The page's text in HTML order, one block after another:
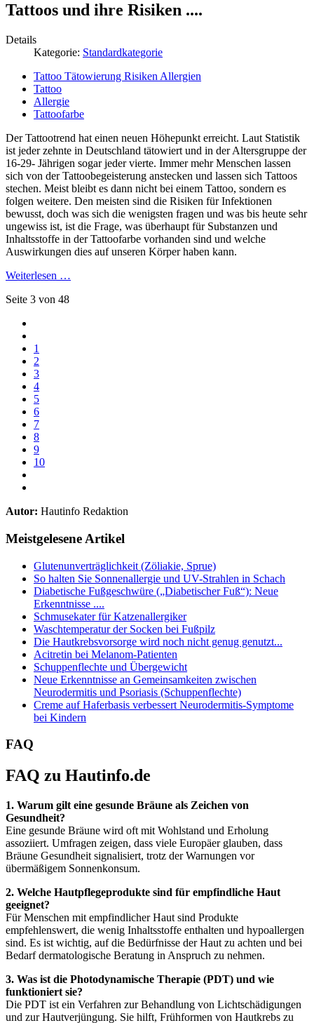
Tattoos und ihre Risiken ....
Details
Kategorie: Standardkategorie
Tattoo Tätowierung Risiken Allergien
Tattoo
Allergie
Tattoofarbe
Der Tattootrend hat einen neuen Höhepunkt erreicht. Laut Statistik
ist jeder zehnte in Deutschland tätowiert und in der Altersgruppe der
16-29- Jährigen sogar jeder vierte. Immer mehr Menschen lassen
sich von der Tattoobegeisterung anstecken und lassen sich Tattoos
stechen. Meist bleibt es dann nicht bei einem Tattoo, sondern es
folgen weitere. Den meisten sind die Risiken für Infektionen
bewusst, doch was sich die wenigsten fragen und was bis heute sehr
ungewiss ist, ist die Frage, was überhaupt für Substanzen und
Inhaltsstoffe in der Tattoofarbe vorhanden sind und welche
Auswirkungen dies auf unseren Körper haben kann.
Weiterlesen …
Seite 3 von 48
1
2
3
4
5
6
7
8
9
10
Autor: Hautinfo Redaktion
Meistgelesene Artikel
Glutenunverträglichkeit (Zöliakie, Sprue)
So halten Sie Sonnenallergie und UV-Strahlen in Schach
Diabetische Fußgeschwüre („Diabetischer Fuß“): Neue
Erkenntnisse ....
Schmusekater für Katzenallergiker
Waschtemperatur der Socken bei Fußpilz
Die Hautkrebsvorsorge wird noch nicht genug genutzt...
Acitretin bei Melanom-Patienten
Schuppenflechte und Übergewicht
Neue Erkenntnisse an Gemeinsamkeiten zwischen
Neurodermitis und Psoriasis (Schuppenflechte)
Creme auf Haferbasis verbessert Neurodermitis-Symptome
bei Kindern
FAQ
FAQ zu Hautinfo.de
1. Warum gilt eine gesunde Bräune als Zeichen von
Gesundheit?
Eine gesunde Bräune wird oft mit Wohlstand und Erholung
assoziiert. Umfragen zeigen, dass viele Europäer glauben, dass
Bräune Gesundheit signalisiert, trotz der Warnungen vor
übermäßigem Sonnenkonsum.
2. Welche Hautpflegeprodukte sind für empfindliche Haut
geeignet?
Für Menschen mit empfindlicher Haut sind Produkte
empfehlenswert, die wenig Inhaltsstoffe enthalten und hypoallergen
sind. Es ist wichtig, auf die Bedürfnisse der Haut zu achten und bei
Bedarf dermatologische Beratung in Anspruch zu nehmen.
3. Was ist die Photodynamische Therapie (PDT) und wie
funktioniert sie?
Die PDT ist ein Verfahren zur Behandlung von Lichtschädigungen
und zur Hautverjüngung. Sie hilft, Frühformen von Hautkrebs zu